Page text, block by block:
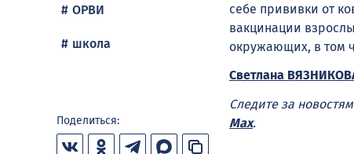
ОРВИ
школа
Поделиться:
себе прививки от
вакцинации
окружающих, в том
Светлана
Следите за
Max.